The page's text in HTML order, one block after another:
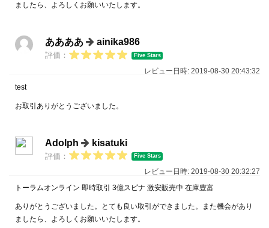
ましたら、よろしくお願いいたします。
ああああ ainika986
評価： Five Stars
レビュー日時: 2019-08-30 20:43:32
test
お取引ありがとうございました。
Adolph kisatuki
評価： Five Stars
レビュー日時: 2019-08-30 20:32:27
トーラムオンライン 即時取引 3億スピナ 激安販売中 在庫豊富
ありがとうございました。とても良い取引ができました。また機会があり
ましたら、よろしくお願いいたします。